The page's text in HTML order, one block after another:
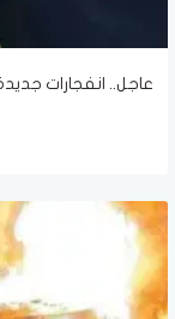
عاجل.. انفجارات